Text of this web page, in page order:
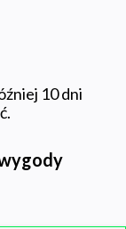
źniej 10 dni